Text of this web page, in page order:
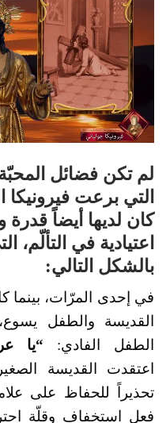
لم تكن فضائل
التي برعت فيرونيكا
كان لديها أيضاً
اعتيادية في
بالشكل التالي:
في إحدى المرّات، بينما
القديسة والطفل
الطفل الفادي: “يا
اعتقدت القديسة
تحذيراً للحفاظ على
فعل استخفاف وقلّة